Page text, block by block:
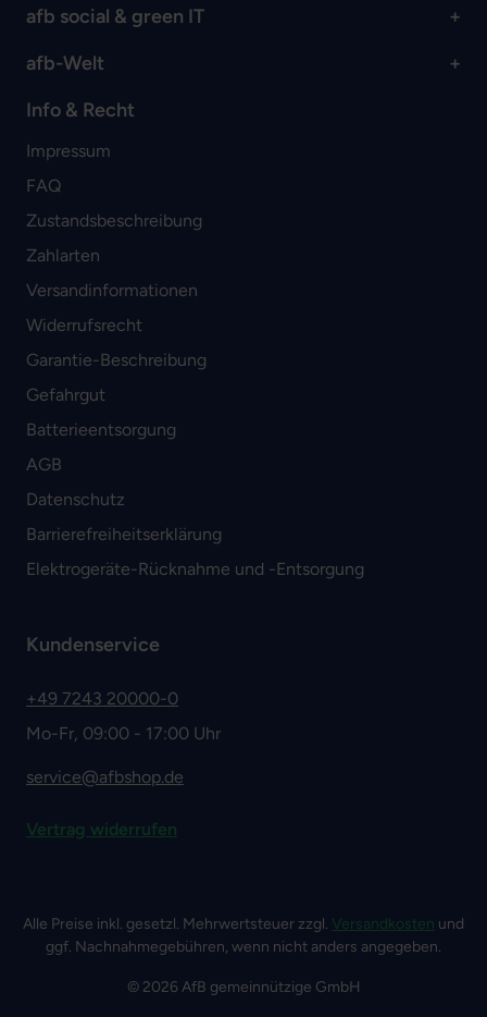
afb social & green IT
afb-Welt
Info & Recht
Impressum
FAQ
Zustandsbeschreibung
Zahlarten
Versandinformationen
Widerrufsrecht
Garantie-Beschreibung
Gefahrgut
Batterieentsorgung
AGB
Datenschutz
Barrierefreiheitserklärung
Elektrogeräte-Rücknahme und -Entsorgung
Kundenservice
+49 7243 20000-0
Mo-Fr, 09:00 - 17:00 Uhr
service@afbshop.de
Vertrag widerrufen
Alle Preise inkl. gesetzl. Mehrwertsteuer zzgl. Versandkosten und
ggf. Nachnahmegebühren, wenn nicht anders angegeben.
© 2026 AfB gemeinnützige GmbH